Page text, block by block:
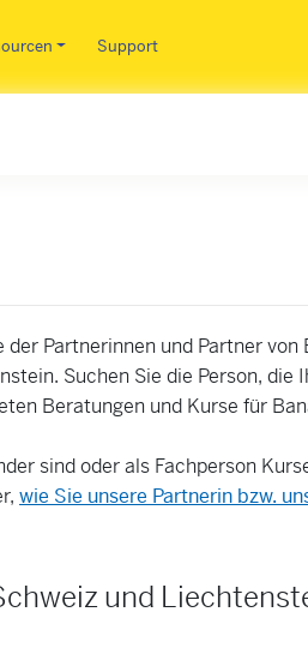
Support
Partnerinnen und Partner
Suchen Sie die Person, die
Beratungen und Kurse für
sind oder als Fachperson
wie Sie unsere Partnerin bzw.
und